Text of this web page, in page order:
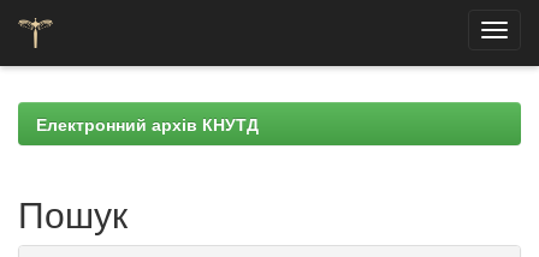
navigationЕлектронний архів КНУТД
Пошук